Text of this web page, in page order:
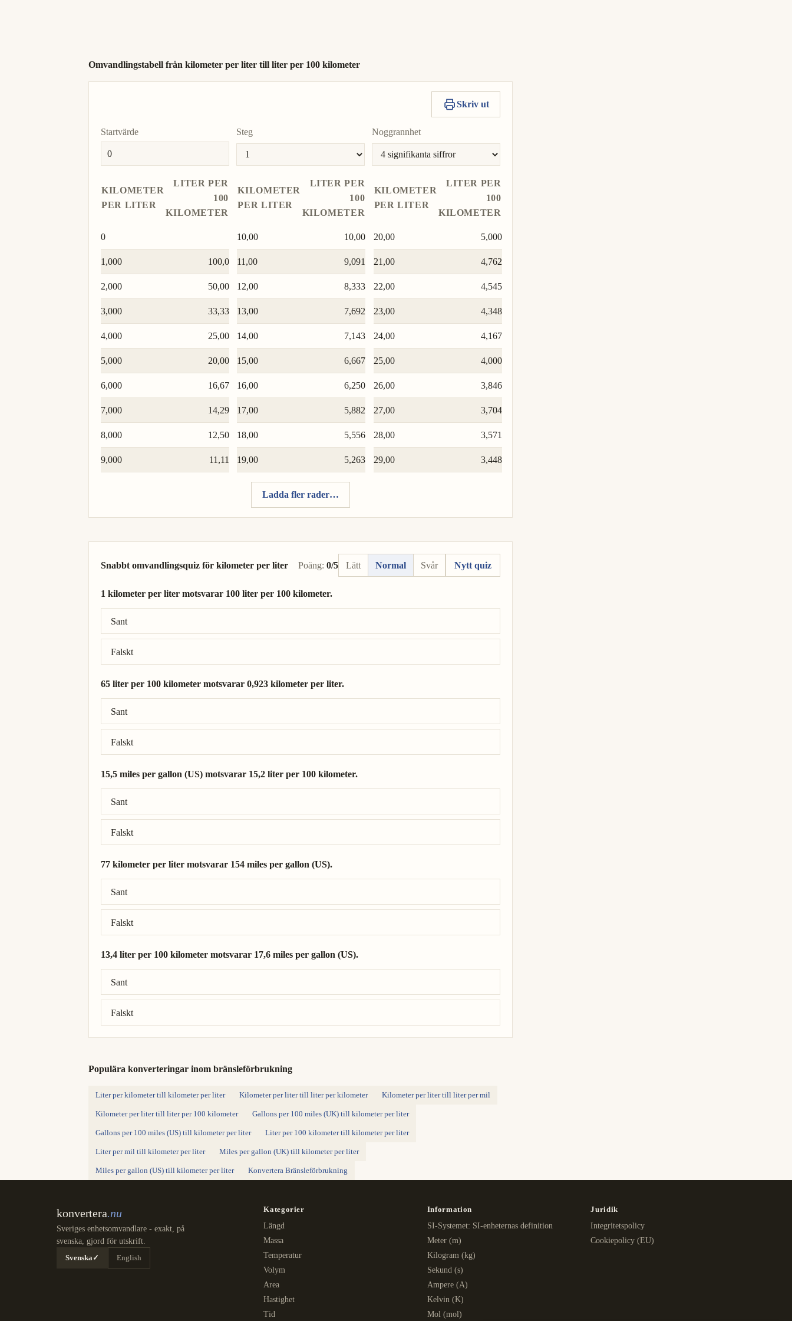
enhet
Omvandlingstabell från kilometer per liter till liter per 100 kilometer
Skriv ut
Startvärde Steg Noggrannhet
KILOMETER
PER LITER
LITER PER
100
KILOMETER
0
1,000 100,0
2,000 50,00
3,000 33,33
4,000 25,00
5,000 20,00
6,000 16,67
7,000 14,29
8,000 12,50
9,000 11,11
KILOMETER
PER LITER
LITER PER
100
KILOMETER
10,00 10,00
11,00 9,091
12,00 8,333
13,00 7,692
14,00 7,143
15,00 6,667
16,00 6,250
17,00 5,882
18,00 5,556
19,00 5,263
KILOMETER
PER LITER
LITER PER
100
KILOMETER
20,00 5,000
21,00 4,762
22,00 4,545
23,00 4,348
24,00 4,167
25,00 4,000
26,00 3,846
27,00 3,704
28,00 3,571
29,00 3,448
Ladda fler rader…
Snabbt omvandlingsquiz för kilometer per liter Poäng: 0/5 Lätt Normal Svår Nytt quiz
1 kilometer per liter motsvarar 100 liter per 100 kilometer.
Sant
Falskt
Rätt svar: 1 kilometer per liter = 100 liter per 100 kilometer.
65 liter per 100 kilometer motsvarar 0,923 kilometer per liter.
Sant
Falskt
Rätt svar: 65 liter per 100 kilometer = 1,54 kilometer per liter.
15,5 miles per gallon (US) motsvarar 15,2 liter per 100 kilometer.
Sant
Falskt
Rätt svar: 15,5 miles per gallon (US) = 15,2 liter per 100 kilometer.
77 kilometer per liter motsvarar 154 miles per gallon (US).
Sant
Falskt
Rätt svar: 77 kilometer per liter = 181 miles per gallon (US).
13,4 liter per 100 kilometer motsvarar 17,6 miles per gallon (US).
Sant
Falskt
Rätt svar: 13,4 liter per 100 kilometer = 17,6 miles per gallon (US).
Populära konverteringar inom bränsleförbrukning
Liter per kilometer till kilometer per liter Kilometer per liter till liter per kilometer Kilometer per liter till liter per mil
Kilometer per liter till liter per 100 kilometer Gallons per 100 miles (UK) till kilometer per liter
Gallons per 100 miles (US) till kilometer per liter Liter per 100 kilometer till kilometer per liter
Liter per mil till kilometer per liter Miles per gallon (UK) till kilometer per liter
Miles per gallon (US) till kilometer per liter Konvertera Bränsleförbrukning
konvertera.nu
Sveriges enhetsomvandlare - exakt, på
svenska, gjord för utskrift.
Svenska✓ English
Kategorier
Längd
Massa
Temperatur
Volym
Area
Hastighet
Tid
Information
SI-Systemet: SI-enheternas definition
Meter (m)
Kilogram (kg)
Sekund (s)
Ampere (A)
Kelvin (K)
Mol (mol)
Juridik
Integritetspolicy
Cookiepolicy (EU)